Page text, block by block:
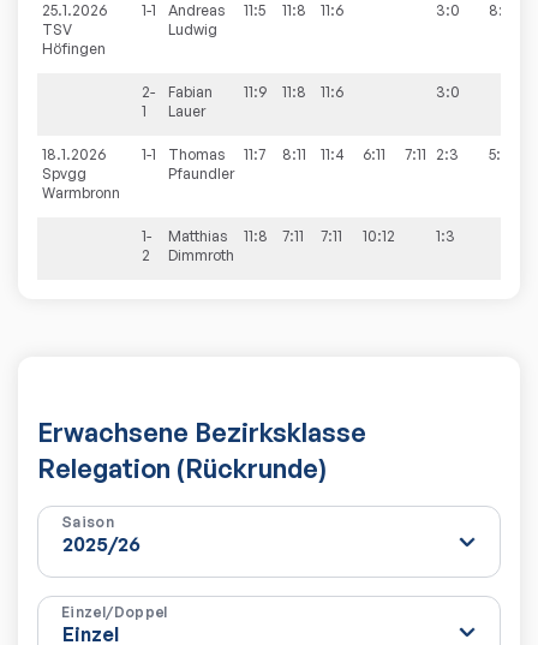
25.1.2026
TSV
Höfingen
1-1
Andreas
Ludwig
11:5 11:8 11:6 3:0 8:8
2-
1
Fabian
Lauer
11:9 11:8 11:6 3:0
18.1.2026
Spvgg
Warmbronn
1-1
Thomas
Pfaundler
11:7 8:11 11:4 6:11 7:11 2:3 5:9
1-
2
Matthias
Dimmroth
11:8 7:11 7:11 10:12 1:3
Erwachsene Bezirksklasse
Relegation (Rückrunde)
Saison
Einzel/Doppel